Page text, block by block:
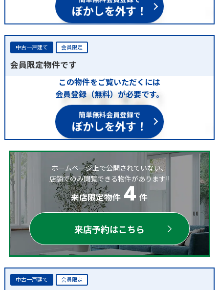
ぼかしを外す！
中古一戸建て 会員限定
会員限定物件です
この物件をご覧いただくには
会員登録（無料）が必要です。
簡単無料会員登録で
ぼかしを外す！
ホームページ上で公開されていない、
店舗でのみ閲覧できる物件があります!!
来店限定物件 4 件
来店予約はこちら
中古一戸建て 会員限定